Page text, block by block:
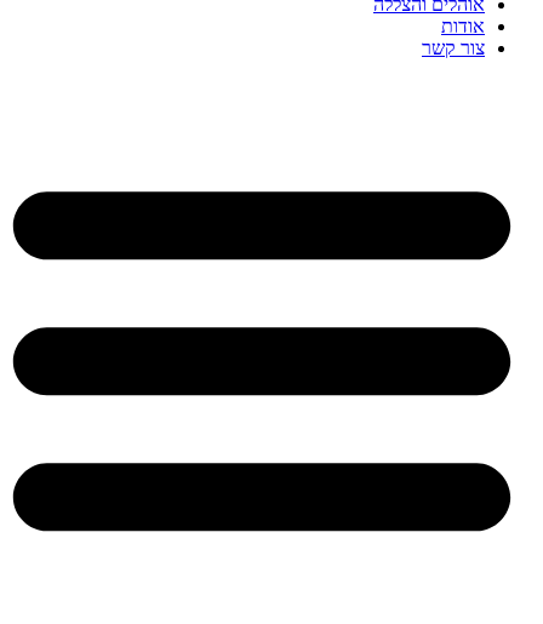
אוהלים והצללה
אודות
צור קשר